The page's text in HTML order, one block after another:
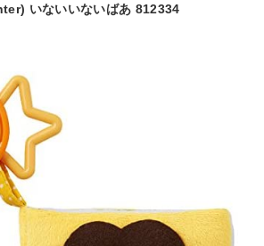
いないいないばあ 812334